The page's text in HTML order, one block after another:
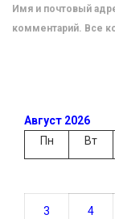
Имя и почтовый
комментарий. Все
Август 2026
Пн
Вт
3 4